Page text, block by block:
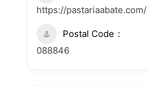
https://pastariaabate.com/
Postal Code
088846